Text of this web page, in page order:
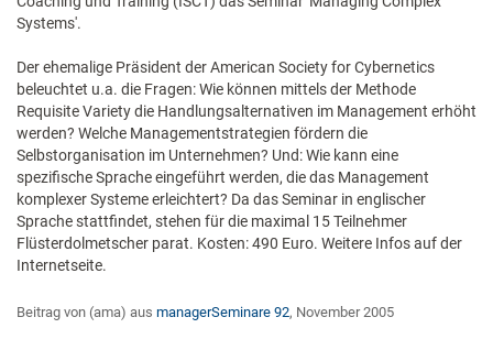
Systems'.
Der ehemalige Präsident der American Society for Cybernetics
beleuchtet u.a. die Fragen: Wie können mittels der Methode
Requisite Variety die Handlungsalternativen im Management erhöht
werden? Welche Managementstrategien fördern die
Selbstorganisation im Unternehmen? Und: Wie kann eine
spezifische Sprache eingeführt werden, die das Management
komplexer Systeme erleichtert? Da das Seminar in englischer
Sprache stattfindet, stehen für die maximal 15 Teilnehmer
Flüsterdolmetscher parat. Kosten: 490 Euro. Weitere Infos auf der
Internetseite.
Beitrag von (ama) aus managerSeminare 92, November 2005